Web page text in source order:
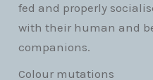
fed and properly
with their human and
companions.
Colour mutations